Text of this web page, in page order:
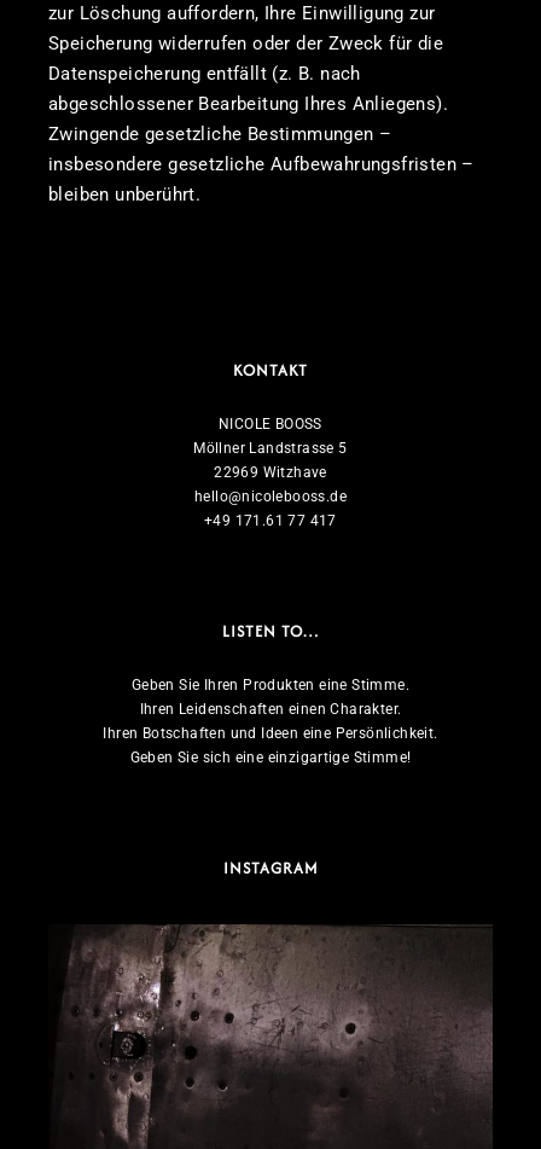
zur Löschung auffordern, Ihre Einwilligung zur
Speicherung widerrufen oder der Zweck für die
Datenspeicherung entfällt (z. B. nach
abgeschlossener Bearbeitung Ihres Anliegens).
Zwingende gesetzliche Bestimmungen –
insbesondere gesetzliche Aufbewahrungsfristen –
bleiben unberührt.
KONTAKT
NICOLE BOOSS
Möllner Landstrasse 5
22969 Witzhave
hello@nicolebooss.de
+49 171.61 77 417
LISTEN TO…
Geben Sie Ihren Produkten eine Stimme.
Ihren Leidenschaften einen Charakter.
Ihren Botschaften und Ideen eine Persönlichkeit.
Geben Sie sich eine einzigartige Stimme!
INSTAGRAM